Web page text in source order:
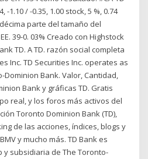
1.10 / -0.35, 1.00 stock, 5 %, 0.74
parte del tamaño del
39-0. 03% Creado con Highstock
TD. A TD. razón social completa
Inc. TD Securities Inc. operates as
Bank. Valor, Cantidad,
Bank y gráficas TD. Gratis
real, y los foros más activos del
Toronto Dominion Bank (TD),
de las acciones, índices, blogs y
y mucho más. TD Bank es
y subsidiaria de The Toronto-